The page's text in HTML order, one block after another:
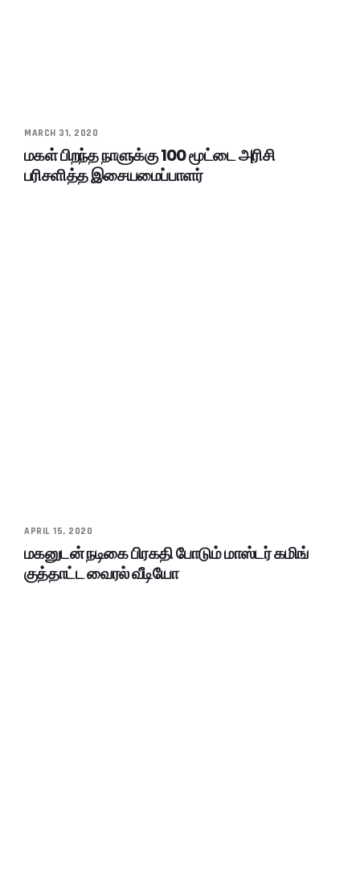
MARCH 31, 2020
மகள் பிறந்த நாளுக்கு 100 மூட்டை அரிசி
பரிசளித்த இசையமைப்பாளர்
APRIL 15, 2020
மகனுடன் நடிகை பிரகதி போடும் மாஸ்டர் கமிங்
குத்தாட்ட வைரல் வீடியோ